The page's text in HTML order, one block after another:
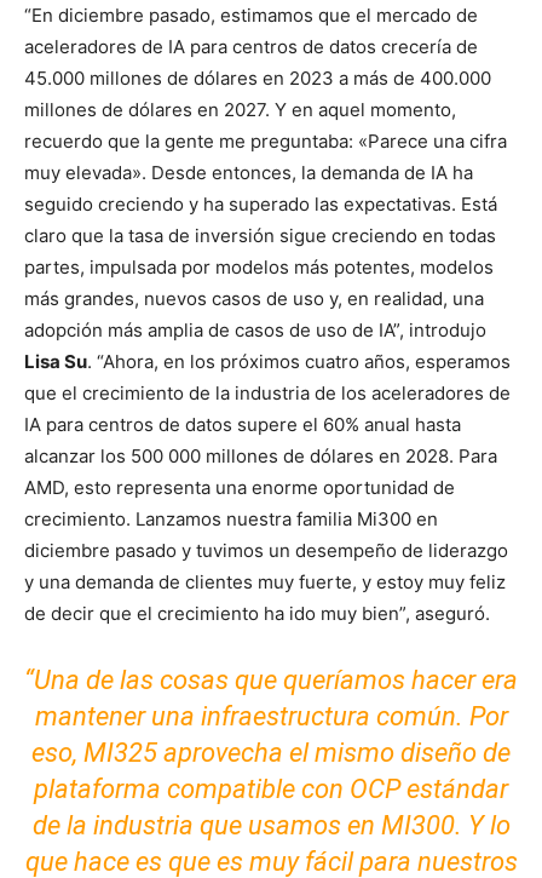
“En diciembre pasado, estimamos que el mercado de
aceleradores de IA para centros de datos crecería de
45.000 millones de dólares en 2023 a más de 400.000
millones de dólares en 2027. Y en aquel momento,
recuerdo que la gente me preguntaba: «Parece una cifra
muy elevada». Desde entonces, la demanda de IA ha
seguido creciendo y ha superado las expectativas. Está
claro que la tasa de inversión sigue creciendo en todas
partes, impulsada por modelos más potentes, modelos
más grandes, nuevos casos de uso y, en realidad, una
adopción más amplia de casos de uso de IA”, introdujo
Lisa Su. “Ahora, en los próximos cuatro años, esperamos
que el crecimiento de la industria de los aceleradores de
IA para centros de datos supere el 60% anual hasta
alcanzar los 500 000 millones de dólares en 2028. Para
AMD, esto representa una enorme oportunidad de
crecimiento. Lanzamos nuestra familia Mi300 en
diciembre pasado y tuvimos un desempeño de liderazgo
y una demanda de clientes muy fuerte, y estoy muy feliz
de decir que el crecimiento ha ido muy bien”, aseguró.
“Una de las cosas que queríamos hacer era
mantener una infraestructura común. Por
eso, MI325 aprovecha el mismo diseño de
plataforma compatible con OCP estándar
de la industria que usamos en MI300. Y lo
que hace es que es muy fácil para nuestros